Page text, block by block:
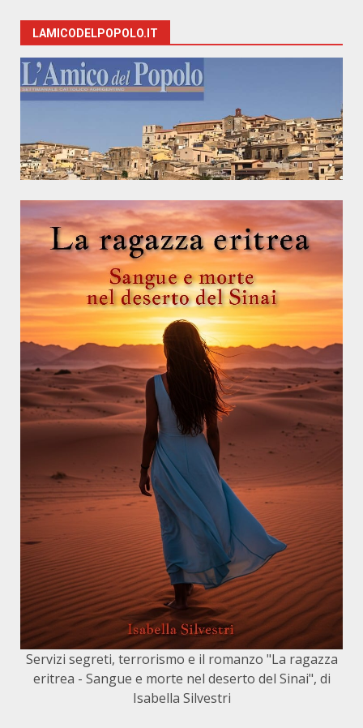
LAMICODELPOPOLO.IT
Servizi segreti, terrorismo e il romanzo "La ragazza
eritrea - Sangue e morte nel deserto del Sinai", di
Isabella Silvestri